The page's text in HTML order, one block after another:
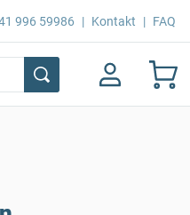
996 59986 | Kontakt | FAQ